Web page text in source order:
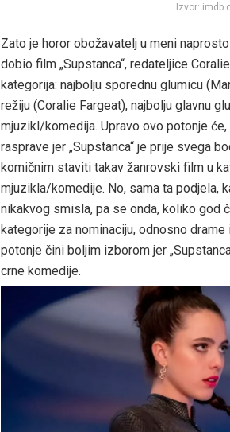
Izvor:
Zato je horor obožavatelj u meni
dobio film „Supstanca“, redateljice
kategorija: najbolju sporednu glumicu
režiju (Coralie Fargeat), najbolju glavnu
mjuzikl/komedija. Upravo ovo potonje
rasprave jer „Supstanca“ je prije svega
komičnim staviti takav žanrovski film u
mjuzikla/komedije. No, sama ta podjela,
nikakvog smisla, pa se onda, koliko god
kategorije za nominaciju, odnosno
potonje čini boljim izborom jer
crne komedije.